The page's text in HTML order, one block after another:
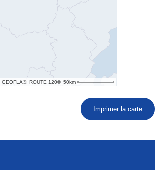
Imprimer la carte